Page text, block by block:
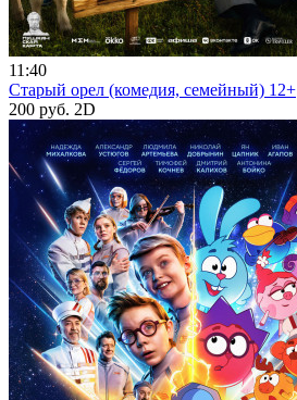
11:40
Старый орел (комедия, семейный) 12+
200 руб. 2D